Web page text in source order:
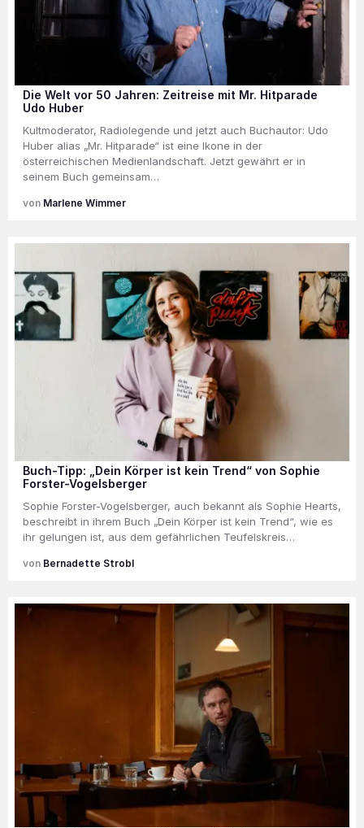
Die Welt vor 50 Jahren: Zeitreise mit Mr. Hitparade
Udo Huber
Kultmoderator, Radiolegende und jetzt auch Buchautor: Udo
Huber alias „Mr. Hitparade“ ist eine Ikone in der
österreichischen Medienlandschaft. Jetzt gewährt er in
seinem Buch gemeinsam…
Marlene Wimmer
Buch-Tipp: „Dein Körper ist kein Trend“ von Sophie
Forster-Vogelsberger
Sophie Forster-Vogelsberger, auch bekannt als Sophie Hearts,
beschreibt in ihrem Buch „Dein Körper ist kein Trend“, wie es
ihr gelungen ist, aus dem gefährlichen Teufelskreis…
Bernadette Strobl